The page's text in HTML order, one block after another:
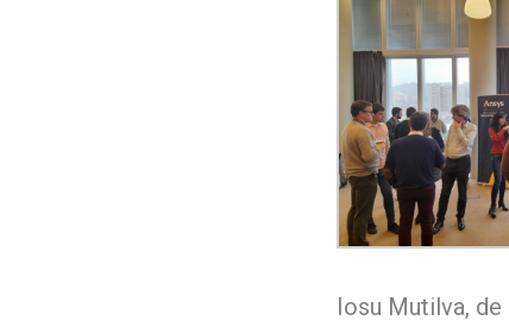
Iosu Mutilva,